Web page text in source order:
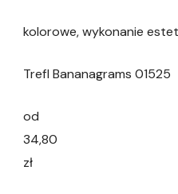
kolorowe, wykonanie
Trefl Bananagrams 01525
od
34,80
zł